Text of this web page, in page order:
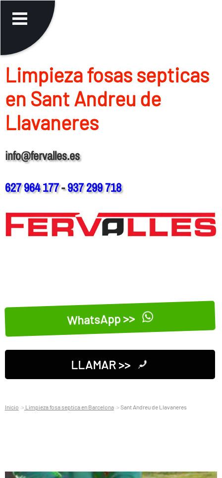
Limpieza fosas septicas
en Sant Andreu de
Llavaneres
info@fervalles.es
627 964 177-937 299 718
WhatsApp >>
LLAMAR >>
Inicio Limpieza fosa septica en Barcelona Sant Andreu de Llavaneres